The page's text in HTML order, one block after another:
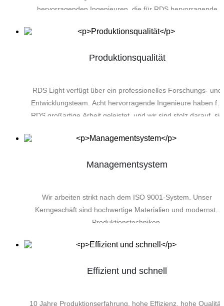
hervorragenden Ingenieuren, die für RDS hervorragende
Produktionsqualität
RDS Light verfügt über ein professionelles Forschungs- und
Entwicklungsteam. Acht hervorragende Ingenieure haben für
RDS großartige Arbeit geleistet, und wir sind stolz darauf, sie
Managementsystem
Wir arbeiten strikt nach dem ISO 9001-System. Unser
Kerngeschäft sind hochwertige Materialien und modernste
Produktionstechniken.
Effizient und schnell
10 Jahre Produktionserfahrung, hohe Effizienz, hohe